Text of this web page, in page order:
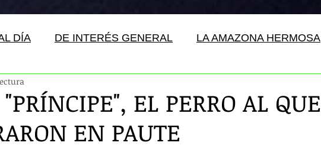
DÍA DE INTERÉS GENERAL LA AMAZONA HERMOSA
EL PERRO AL QUE
EN PAUTE